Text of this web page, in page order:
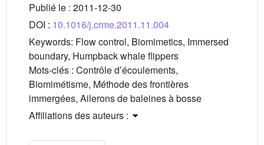
Publié le : 2011-12-30
DOI : 10.1016/j.crme.2011.11.004
Keywords: Flow control, Biomimetics, Immersed
boundary, Humpback whale flippers
Mots-clés : Contrôle dʼécoulements,
Biomimétisme, Méthode des frontières
immergées, Ailerons de baleines à bosse
Affiliations des auteurs :